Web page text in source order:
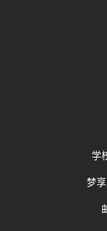
学
梦